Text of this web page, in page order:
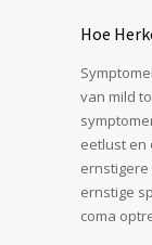
Hoe
van mild
eetlust en
ernstige
coma